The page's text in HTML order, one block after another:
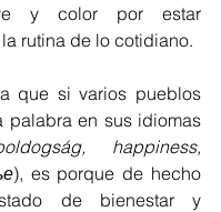
y color por estar
rutina de lo cotidiano.
que si varios pueblos
palabra en sus idiomas
), es porque de hecho
de bienestar y